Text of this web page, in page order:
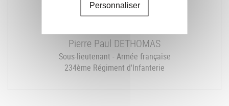
Pierre Paul DETHOMAS
Sous-lieutenant - Armée française
234ème Régiment d'Infanterie
Personnaliser